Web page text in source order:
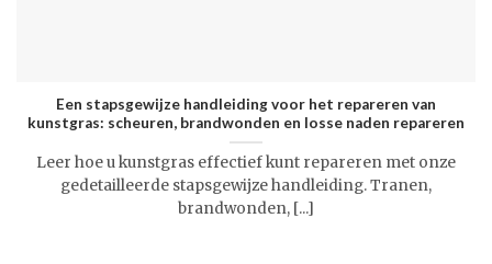
Een stapsgewijze handleiding voor het repareren van
kunstgras: scheuren, brandwonden en losse naden repareren
Leer hoe u kunstgras effectief kunt repareren met onze
gedetailleerde stapsgewijze handleiding. Tranen,
brandwonden, [...]